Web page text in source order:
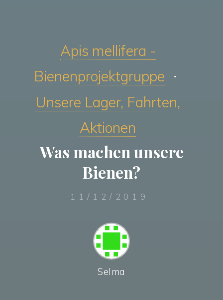
Apis mellifera -
Bienenprojektgruppe
Unsere Lager, Fahrten,
Aktionen
Was machen unsere
Bienen?
11/12/2019
Selma